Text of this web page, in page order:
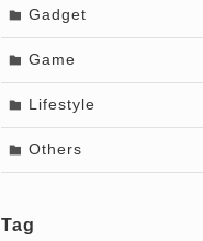
Gadget
Game
Lifestyle
Others
Tag